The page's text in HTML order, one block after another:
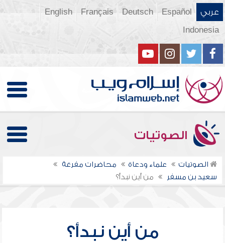
عربي Español
Deutsch
Français
English
Indonesia
الصوتيات
الصوتيات علماء ودعاة
محاضرات مفرغة
سعيد بن مسفر
من أين نبدأ؟
من أين نبدأ؟